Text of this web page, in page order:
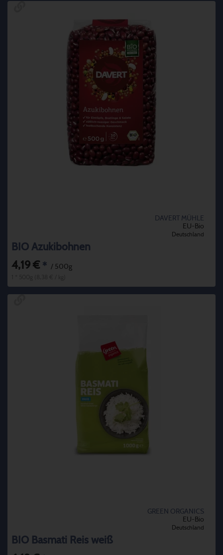
DAVERT MÜHLE
EU-Bio
Deutschland
BIO Azukibohnen
4,19 € * / 500g
GREEN ORGANICS
EU-Bio
Deutschland
BIO Basmati Reis weiß